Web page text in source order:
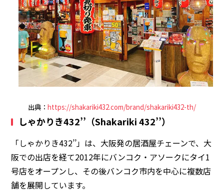
出典： https://shakariki432.com/brand/shakariki432-th/
しゃかりき432’’（Shakariki 432’’）
「しゃかりき432’’」は、大阪発の居酒屋チェーンで、大
阪での出店を経て2012年にバンコク・アソークにタイ1
号店をオープンし、その後バンコク市内を中心に複数店
舗を展開しています。